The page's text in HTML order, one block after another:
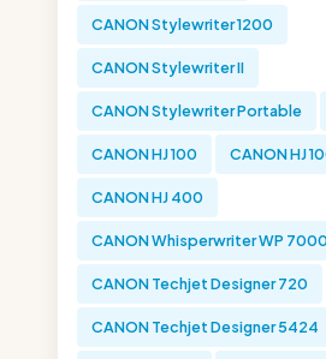
CANON Stylewriter 1200
CANON Stylewriter II
CANON Stylewriter Portable
CANON HJ 100 CANON HJ
CANON HJ 400
CANON Whisperwriter WP
CANON Techjet Designer 720
CANON Techjet Designer 5424